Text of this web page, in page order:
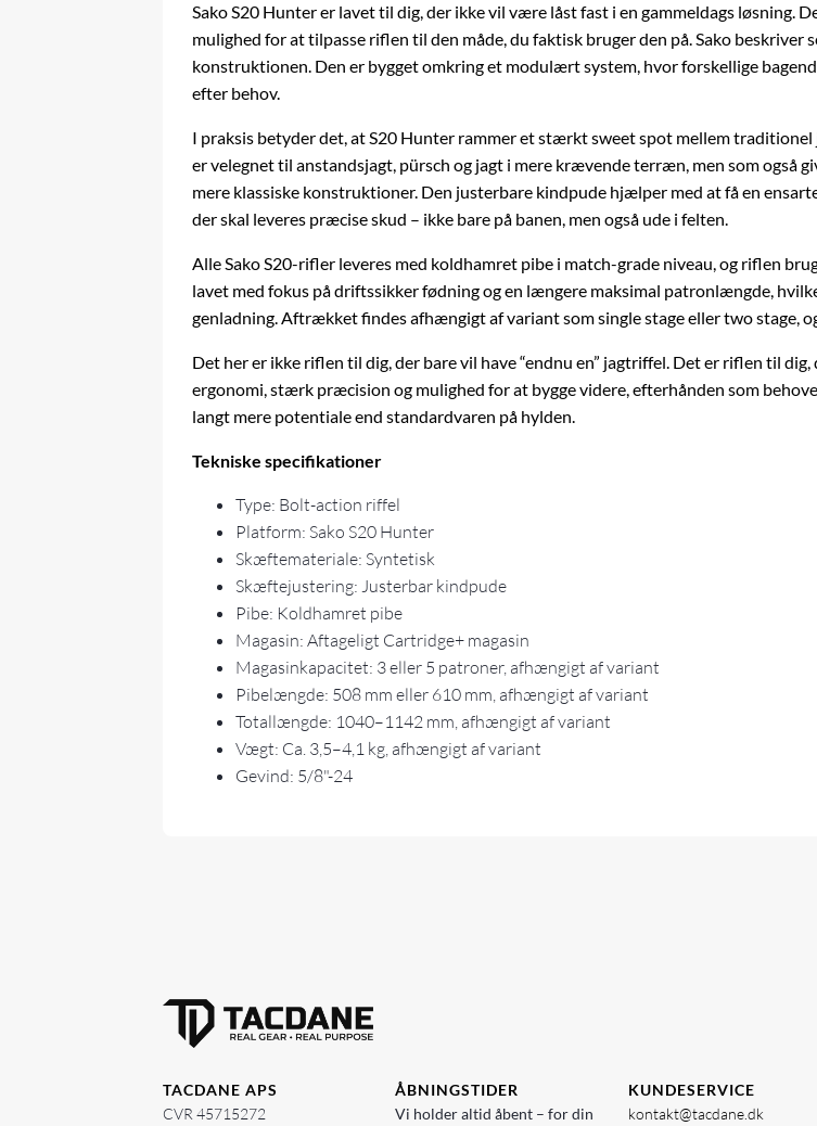
Sako S20 Hunter er lavet til dig, der ikke vil være låst fast i en gammeldags løsning.
mulighed for at tilpasse riflen til den måde, du faktisk bruger den på. Sako
konstruktionen. Den er bygget omkring et modulært system, hvor forskellige
efter behov.
I praksis betyder det, at S20 Hunter rammer et stærkt sweet spot mellem
er velegnet til anstandsjagt, pürsch og jagt i mere krævende terræn, men som også
mere klassiske konstruktioner. Den justerbare kindpude hjælper med at få en
der skal leveres præcise skud – ikke bare på banen, men også ude i felten.
Alle Sako S20-rifler leveres med koldhamret pibe i match-grade niveau, og riflen
lavet med fokus på driftssikker fødning og en længere maksimal patronlængde,
genladning. Aftrækket findes afhængigt af variant som single stage eller two stage,
Det her er ikke riflen til dig, der bare vil have “endnu en” jagtriffel. Det er riflen til
ergonomi, stærk præcision og mulighed for at bygge videre, efterhånden som
langt mere potentiale end standardvaren på hylden.
Tekniske specifikationer
Type: Bolt-action riffel
Platform: Sako S20 Hunter
Skæftemateriale: Syntetisk
Skæftejustering: Justerbar kindpude
Pibe: Koldhamret pibe
Magasin: Aftageligt Cartridge+ magasin
Magasinkapacitet: 3 eller 5 patroner, afhængigt af variant
Pibelængde: 508 mm eller 610 mm, afhængigt af variant
Totallængde: 1040–1142 mm, afhængigt af variant
Vægt: Ca. 3,5–4,1 kg, afhængigt af variant
Gevind: 5/8"-24
TACDANE APS
CVR 45715272
ÅBNINGSTIDER
Vi holder altid åbent – for din
KUNDESERVICE
kontakt@tacdane.dk